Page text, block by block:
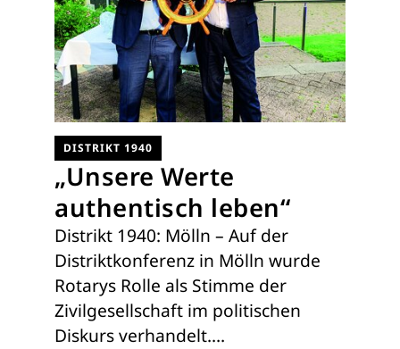
DISTRIKT 1940
„Unsere Werte
authentisch leben“
Distrikt 1940: Mölln – Auf der
Distriktkonferenz in Mölln wurde
Rotarys Rolle als Stimme der
Zivilgesellschaft im politischen
Diskurs verhandelt.…